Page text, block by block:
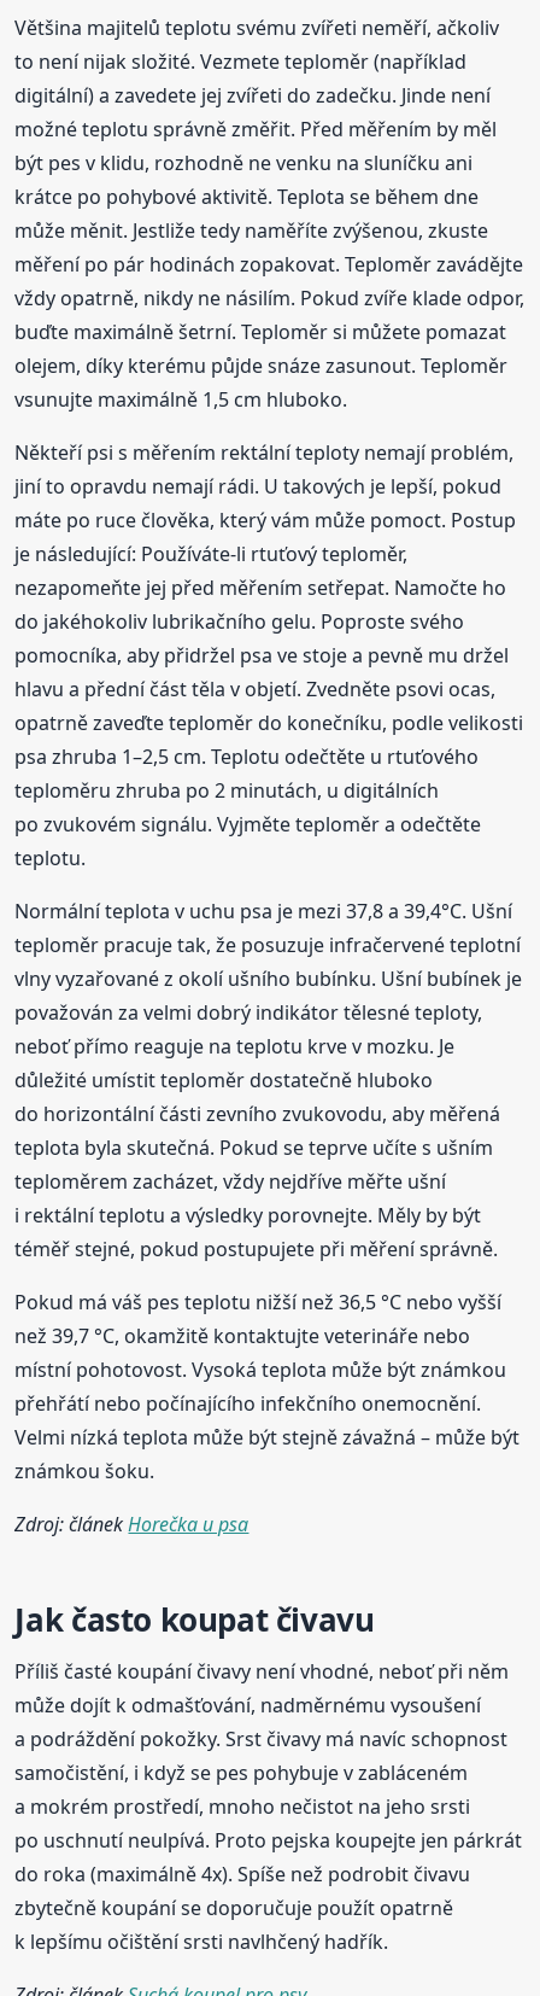
Většina majitelů teplotu svému zvířeti neměří, ačkoliv
to není nijak složité. Vezmete teploměr (například
digitální) a zavedete jej zvířeti do zadečku. Jinde není
možné teplotu správně změřit. Před měřením by měl
být pes v klidu, rozhodně ne venku na sluníčku ani
krátce po pohybové aktivitě. Teplota se během dne
může měnit. Jestliže tedy naměříte zvýšenou, zkuste
měření po pár hodinách zopakovat. Teploměr zavádějte
vždy opatrně, nikdy ne násilím. Pokud zvíře klade odpor,
buďte maximálně šetrní. Teploměr si můžete pomazat
olejem, díky kterému půjde snáze zasunout. Teploměr
vsunujte maximálně 1,5 cm hluboko.
Někteří psi s měřením rektální teploty nemají problém,
jiní to opravdu nemají rádi. U takových je lepší, pokud
máte po ruce člověka, který vám může pomoct. Postup
je následující: Používáte-li rtuťový teploměr,
nezapomeňte jej před měřením setřepat. Namočte ho
do jakéhokoliv lubrikačního gelu. Poproste svého
pomocníka, aby přidržel psa ve stoje a pevně mu držel
hlavu a přední část těla v objetí. Zvedněte psovi ocas,
opatrně zaveďte teploměr do konečníku, podle velikosti
psa zhruba 1–2,5 cm. Teplotu odečtěte u rtuťového
teploměru zhruba po 2 minutách, u digitálních
po zvukovém signálu. Vyjměte teploměr a odečtěte
teplotu.
Normální teplota v uchu psa je mezi 37,8 a 39,4°C. Ušní
teploměr pracuje tak, že posuzuje infračervené teplotní
vlny vyzařované z okolí ušního bubínku. Ušní bubínek je
považován za velmi dobrý indikátor tělesné teploty,
neboť přímo reaguje na teplotu krve v mozku. Je
důležité umístit teploměr dostatečně hluboko
do horizontální části zevního zvukovodu, aby měřená
teplota byla skutečná. Pokud se teprve učíte s ušním
teploměrem zacházet, vždy nejdříve měřte ušní
i rektální teplotu a výsledky porovnejte. Měly by být
téměř stejné, pokud postupujete při měření správně.
Pokud má váš pes teplotu nižší než 36,5 °C nebo vyšší
než 39,7 °C, okamžitě kontaktujte veterináře nebo
místní pohotovost. Vysoká teplota může být známkou
přehřátí nebo počínajícího infekčního onemocnění.
Velmi nízká teplota může být stejně závažná – může být
známkou šoku.
Zdroj: článekHorečka u psa
Jak často koupat čivavu
Příliš časté koupání čivavy není vhodné, neboť při něm
může dojít k odmašťování, nadměrnému vysoušení
a podráždění pokožky. Srst čivavy má navíc schopnost
samočistění, i když se pes pohybuje v zabláceném
a mokrém prostředí, mnoho nečistot na jeho srsti
po uschnutí neulpívá. Proto pejska koupejte jen párkrát
do roka (maximálně 4x). Spíše než podrobit čivavu
zbytečně koupání se doporučuje použít opatrně
k lepšímu očištění srsti navlhčený hadřík.